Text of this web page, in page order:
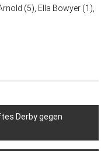
(5), Ella Bowyer (1),
Derby gegen